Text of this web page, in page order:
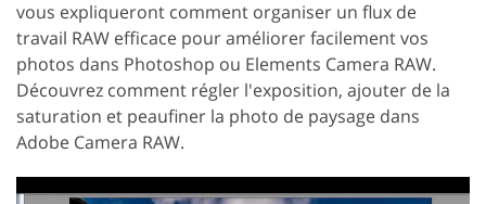
vous expliqueront comment organiser un flux de
travail RAW efficace pour améliorer facilement vos
photos dans Photoshop ou Elements Camera RAW.
Découvrez comment régler l'exposition, ajouter de la
saturation et peaufiner la photo de paysage dans
Adobe Camera RAW.